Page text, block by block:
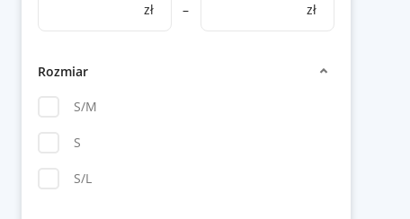
zł – zł
Rozmiar
S/M
S
S/L